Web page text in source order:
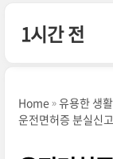
1시간 전
Home
유용한 생
운전면허증 분실신